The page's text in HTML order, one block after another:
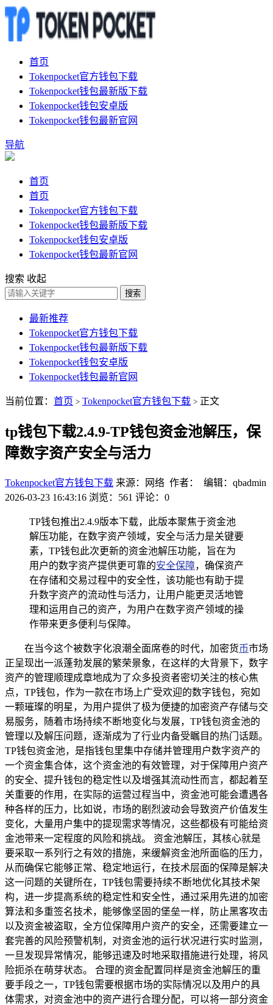
首页
Tokenpocket官方钱包下载
Tokenpocket钱包最新版下载
Tokenpocket钱包安卓版
Tokenpocket钱包最新官网
导航
首页
首页
Tokenpocket官方钱包下载
Tokenpocket钱包最新版下载
Tokenpocket钱包安卓版
Tokenpocket钱包最新官网
搜索 收起
搜索
最新推荐
Tokenpocket官方钱包下载
Tokenpocket钱包最新版下载
Tokenpocket钱包安卓版
Tokenpocket钱包最新官网
当前位置： 首页 > Tokenpocket官方钱包下载 > 正文
tp钱包下载2.4.9-TP钱包资金池解压，保
障数字资产安全与活力
Tokenpocket官方钱包下载 来源：网络 作者： 编辑：qbadmin
2026-03-23 16:43:16 浏览：561 评论：0
TP钱包推出2.4.9版本下载，此版本聚焦于资金池
解压功能，在数字资产领域，安全与活力是关键要
素，TP钱包此次更新的资金池解压功能，旨在为
用户的数字资产提供更可靠的安全保障，确保资产
在存储和交易过程中的安全性，该功能也有助于提
升数字资产的流动性与活力，让用户能更灵活地管
理和运用自己的资产，为用户在数字资产领域的操
作带来更多便利与保障。
在当今这个被数字化浪潮全面席卷的时代，加密货币市场
正呈现出一派蓬勃发展的繁荣景象，在这样的大背景下，数字
资产的管理顺理成章地成为了众多投资者密切关注的核心焦
点，TP钱包，作为一款在市场上广受欢迎的数字钱包，宛如
一颗璀璨的明星，为用户提供了极为便捷的加密资产存储与交
易服务，随着市场持续不断地变化与发展，TP钱包资金池的
管理以及解压问题，逐渐成为了行业内备受瞩目的热门话题。
TP钱包资金池，是指钱包里集中存储并管理用户数字资产的
一个资金集合体，这个资金池的有效管理，对于保障用户资产
的安全、提升钱包的稳定性以及增强其流动性而言，都起着至
关重要的作用，在实际的运营过程当中，资金池可能会遭遇各
种各样的压力，比如说，市场的剧烈波动会导致资产价值发生
变化，大量用户集中的提现需求等情况，这些都极有可能给资
金池带来一定程度的风险和挑战。 资金池解压，其核心就是
要采取一系列行之有效的措施，来缓解资金池所面临的压力，
从而确保它能够正常、稳定地运行，在技术层面的保障是解决
这一问题的关键所在，TP钱包需要持续不断地优化其技术架
构，进一步提高系统的稳定性和安全性，通过采用先进的加密
算法和多重签名技术，能够像坚固的堡垒一样，防止黑客攻击
以及资金被盗取，全方位保障用户资产的安全，还需要建立一
套完善的风险预警机制，对资金池的运行状况进行实时监测，
一旦发现异常情况，能够迅速及时地采取措施进行处理，将风
险扼杀在萌芽状态。 合理的资金配置同样是资金池解压的重
要手段之一，TP钱包需要根据市场的实际情况以及用户的具
体需求，对资金池中的资产进行合理分配，可以将一部分资金